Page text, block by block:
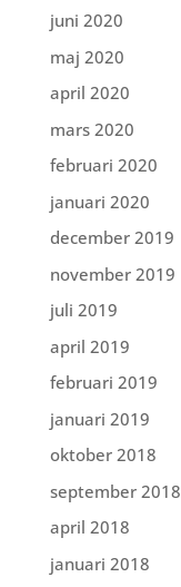
juni 2020
maj 2020
april 2020
mars 2020
februari 2020
januari 2020
december 2019
november 2019
juli 2019
april 2019
februari 2019
januari 2019
oktober 2018
september 2018
april 2018
januari 2018